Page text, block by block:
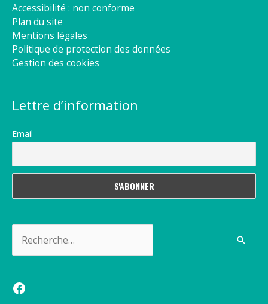
Accessibilité : non conforme
Plan du site
Mentions légales
Politique de protection des données
Gestion des cookies
Lettre d’information
Email
Facebook